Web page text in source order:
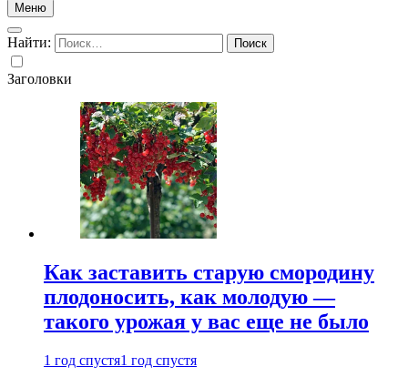
Меню
Найти:
Заголовки
Как заставить старую смородину
плодоносить, как молодую —
такого урожая у вас еще не было
1 год спустя1 год спустя